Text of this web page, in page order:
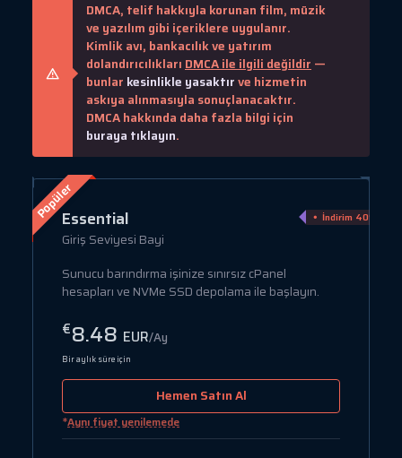
DMCA, telif hakkıyla korunan film, müzik
ve yazılım gibi içeriklere uygulanır.
Kimlik avı, bankacılık ve yatırım
dolandırıcılıkları DMCA ile ilgili değildir —
bunlar kesinlikle yasaktırve hizmetin
askıya alınmasıyla sonuçlanacaktır.
DMCA hakkında daha fazla bilgi için
buraya tıklayın.
75%PopülerEssential
Giriş Seviyesi Bayi
İndirim 40%
Sunucu barındırma işinize sınırsız cPanel
hesapları ve NVMe SSD depolama ile başlayın.
€8.48 EUR/Ay
Bir aylık süre için
Hemen Satın Al
*Aynı fiyat yenilemede